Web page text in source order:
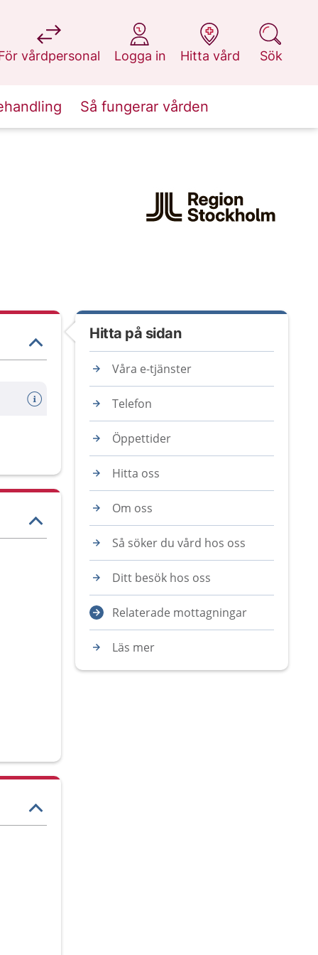
vårdpersonal
på 1177.se
Logga in
på 1177.se
Hitta vård
på 1177.se
Sök
på 1177.se
Så fungerar vården
Hitta på sidan
Våra e-tjänster
Telefon
Öppettider
Hitta oss
Om oss
Så söker du vård hos oss
Ditt besök hos oss
Relaterade mottagningar
Läs mer